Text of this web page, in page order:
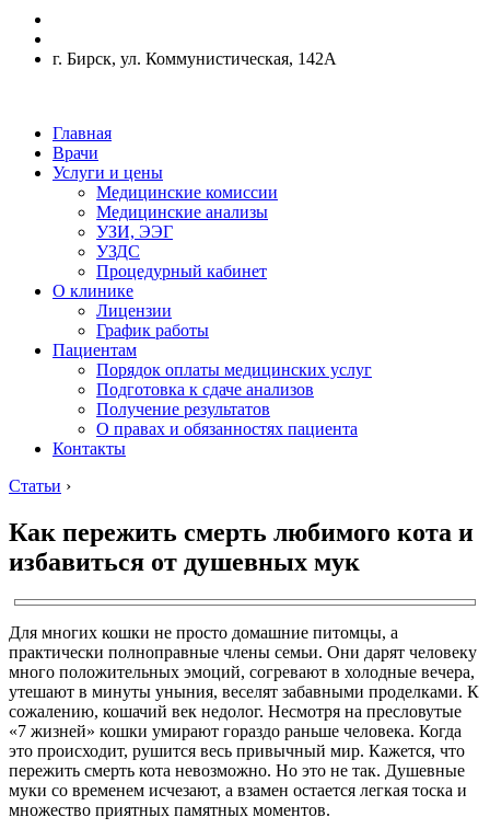
г. Бирск, ул. Коммунистическая, 142А
Главная
Врачи
Услуги и цены
Медицинские комиссии
Медицинские анализы
УЗИ, ЭЭГ
УЗДС
Процедурный кабинет
О клинике
Лицензии
График работы
Пациентам
Порядок оплаты медицинских услуг
Подготовка к сдаче анализов
Получение результатов
О правах и обязанностях пациента
Контакты
Статьи ›
Как пережить смерть любимого кота и
избавиться от душевных мук
Для многих кошки не просто домашние питомцы, а
практически полноправные члены семьи. Они дарят человеку
много положительных эмоций, согревают в холодные вечера,
утешают в минуты уныния, веселят забавными проделками. К
сожалению, кошачий век недолог. Несмотря на пресловутые
«7 жизней» кошки умирают гораздо раньше человека. Когда
это происходит, рушится весь привычный мир. Кажется, что
пережить смерть кота невозможно. Но это не так. Душевные
муки со временем исчезают, а взамен остается легкая тоска и
множество приятных памятных моментов.